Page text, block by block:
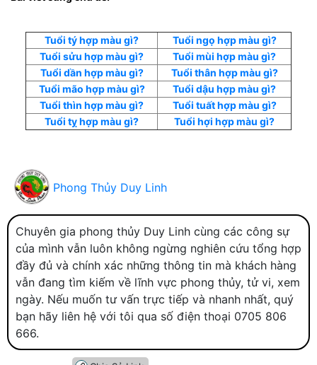
Tuổi tý hợp màu gì?
Tuổi ngọ hợp màu gì?
Tuổi sửu hợp màu gì?
Tuổi mùi hợp màu gì?
Tuổi dần hợp màu gì?
Tuổi thân hợp màu gì?
Tuổi mão hợp màu gì?
Tuổi dậu hợp màu gì?
Tuổi thìn hợp màu gì?
Tuổi tuất hợp màu gì?
Tuổi tỵ hợp màu gì?
Tuổi hợi hợp màu gì?
Phong Thủy Duy Linh
Chuyên gia phong thủy Duy Linh cùng các công sự
của mình vẫn luôn không ngừng nghiên cứu tổng hợp
đầy đủ và chính xác những thông tin mà khách hàng
vẫn đang tìm kiếm về lĩnh vực phong thủy, tử vi, xem
ngày. Nếu muốn tư vấn trực tiếp và nhanh nhất, quý
bạn hãy liên hệ với tôi qua số điện thoại 0705 806
666.